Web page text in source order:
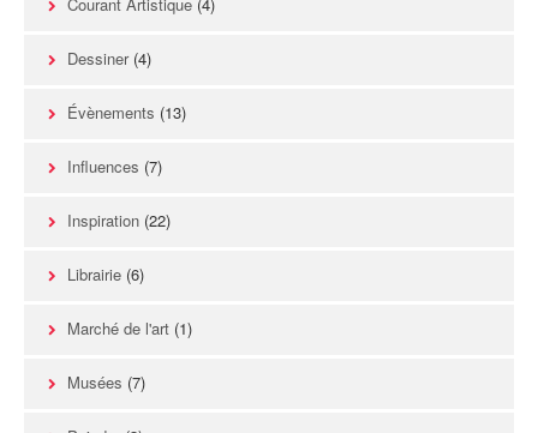
Dessiner(4)
Évènements (13)
Influences (7)
Inspiration (22)
Librairie (6)
Marché de l'art (1)
Musées (7)